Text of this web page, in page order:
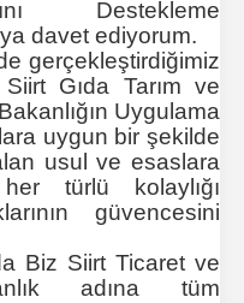
Destekleme
davet ediyorum.
gerçekleştirdiğimiz
Gıda Tarım ve
Bakanlığın Uygulama
uygun bir şekilde
usul ve esaslara
türlü kolaylığı
güvencesini
Biz Siirt Ticaret ve
adına tüm